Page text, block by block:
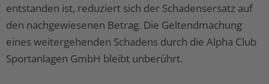
entstanden ist, reduziert sich der Schadensersatz auf
den nachgewiesenen Betrag. Die Geltendmachung
eines weitergehenden Schadens durch die Alpha Club
Sportanlagen GmbH bleibt unberührt.